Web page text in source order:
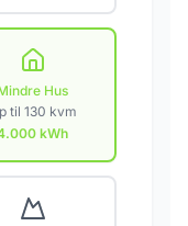
Hus
til 130 kvm
kWh